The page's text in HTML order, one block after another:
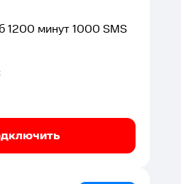
1200 минут1000 SMS